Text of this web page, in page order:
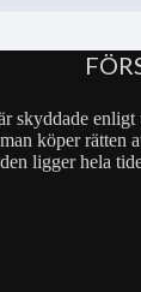
skyddade
köper rätten
ligger hela